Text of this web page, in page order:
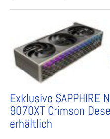
Exklusive SAPPHIRE
9070XT Crimson
erhältlich